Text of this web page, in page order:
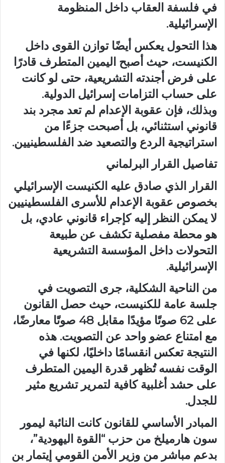
في فلسفة العقاب داخل المنظومة
الإسرائيلية.
هذا التحول يعكس أيضًا توازن القوى داخل
الكنيست، حيث أصبح اليمين المتطرف قادرًا
على فرض أجندته التشريعية، حتى لو كانت
على حساب التزامات إسرائيل الدولية.
وبذلك، فإن عقوبة الإعدام لم تعد مجرد بند
قانوني استثنائي، بل أصبحت جزءًا من
استراتيجية الردع والتصعيد ضد الفلسطينيين.
تفاصيل القرار البرلماني
القرار الذي صادق عليه الكنيست الإسرائيلي
بخصوص عقوبة الإعدام للأسرى الفلسطينيين
لا يمكن النظر إليه كإجراء قانوني عادي، بل
هو محطة مفصلية تكشف عن طبيعة
التحولات داخل المؤسسة التشريعية
الإسرائيلية.
من الناحية الشكلية، جرى التصويت في
جلسة عامة للكنيست، حيث حصل القانون
على 62 صوتًا مؤيدًا مقابل 48 صوتًا معارضًا،
مع امتناع عضو واحد عن التصويت. هذه
النتيجة تعكس انقسامًا داخليًا، لكنها في
الوقت نفسه تُظهر قدرة اليمين المتطرف
على حشد أغلبية كافية لتمرير تشريع مثير
للجدل.
المبادر الأساسي للقانون كانت النائبة ليمور
سون هارميلخ من حزب “القوة اليهودية”،
بدعم مباشر من وزير الأمن القومي إيتمار بن